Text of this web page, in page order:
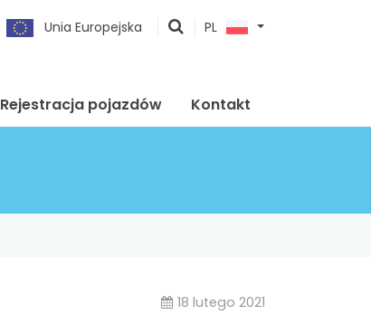
Unia Europejska
pokaż
PL
Rejestracja pojazdów Kontakt
18 lutego 2021